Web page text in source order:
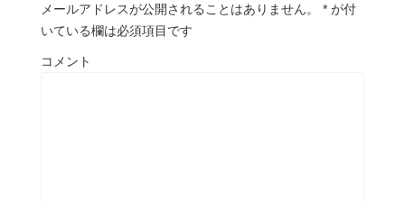
メールアドレスが公開されることはありません。 * が付
いている欄は必須項目です
コメント